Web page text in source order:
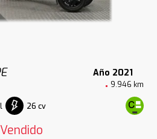
Año 2021
9.946 km
26 cv
Vendido